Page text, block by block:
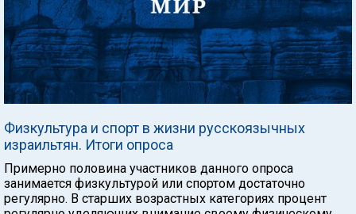
Физкультура и спорт в жизни русскоязычных
израильтян. Итоги опроса
Примерно половина участников данного опроса
занимается физкультурой или спортом достаточно
регулярно. В старших возрастных категориях процент